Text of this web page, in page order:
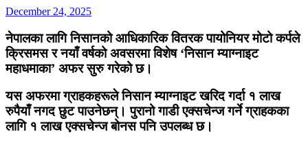
December 24, 2025
नेपालका लागि निसानको आधिकारिक वितरक पायोनियर मोटो कर्पले
क्रिसमस र नयाँ वर्षको अवसरमा विशेष ‘निसान म्याग्नाइट
महाधमाका’ अफरसुरु गरेको छ।
यस अफरमा ग्राहकहरूले निसान म्याग्नाइट खरिद गर्दा १ लाख
रुपैयाँ नगद छुटपाउनेछन्। पुरानो गाडी एक्सचेन्ज गर्ने ग्राहकका
लागि १ लाख एक्सचेन्ज बोनसपनि उपलब्ध छ।